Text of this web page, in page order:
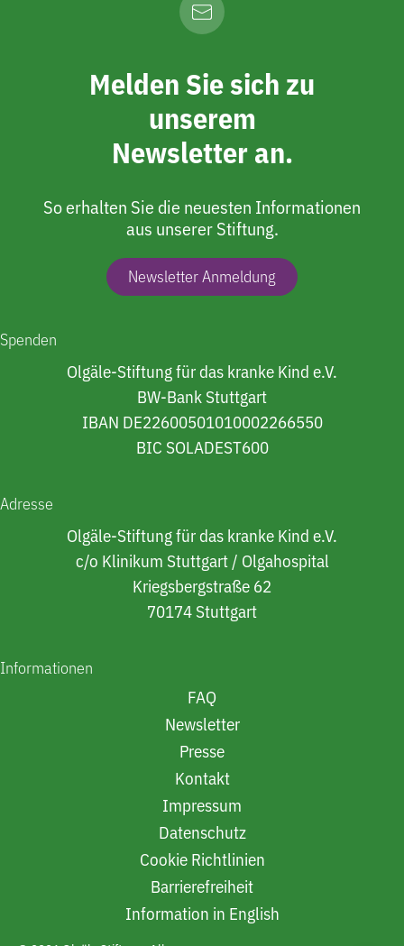
Melden Sie sich zu
unserem
Newsletter an.
So erhalten Sie die neuesten Informationen
aus unserer Stiftung.
Newsletter Anmeldung
Spenden
Olgäle-Stiftung für das kranke Kind e.V.
BW-Bank Stuttgart
IBAN DE22600501010002266550
BIC SOLADEST600
Adresse
Olgäle-Stiftung für das kranke Kind e.V.
c/o Klinikum Stuttgart / Olgahospital
Kriegsbergstraße 62
70174 Stuttgart
Informationen
FAQ
Newsletter
Presse
Kontakt
Impressum
Datenschutz
Cookie Richtlinien
Barrierefreiheit
Information in English